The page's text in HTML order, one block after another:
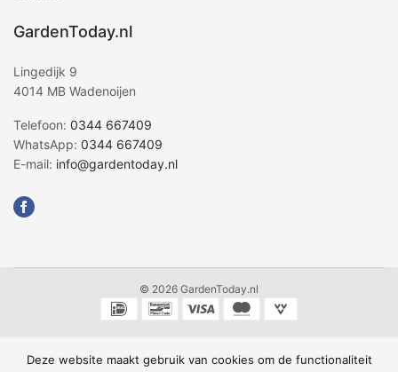
GardenToday.nl
Lingedijk 9
4014 MB Wadenoijen
Telefoon:0344 667409
WhatsApp:0344 667409
E-mail: info@gardentoday.nl
© 2026 GardenToday.nl
8.7/10 gebaseerd op 346 reviews.
Deze website maakt gebruik van cookies om de functionaliteit